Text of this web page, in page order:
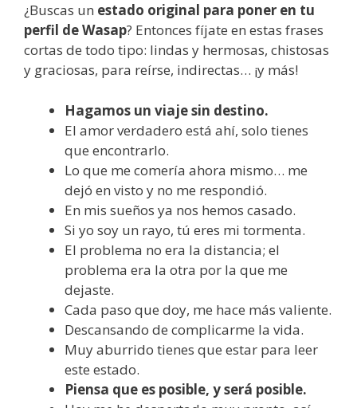
¿Buscas un estado original para poner en tu
perfil de Wasap? Entonces fíjate en estas frases
cortas de todo tipo: lindas y hermosas, chistosas
y graciosas, para reírse, indirectas… ¡y más!
Hagamos un viaje sin destino.
El amor verdadero está ahí, solo tienes
que encontrarlo.
Lo que me comería ahora mismo… me
dejó en visto y no me respondió.
En mis sueños ya nos hemos casado.
Si yo soy un rayo, tú eres mi tormenta.
El problema no era la distancia; el
problema era la otra por la que me
dejaste.
Cada paso que doy, me hace más valiente.
Descansando de complicarme la vida.
Muy aburrido tienes que estar para leer
este estado.
Piensa que es posible, y será posible.